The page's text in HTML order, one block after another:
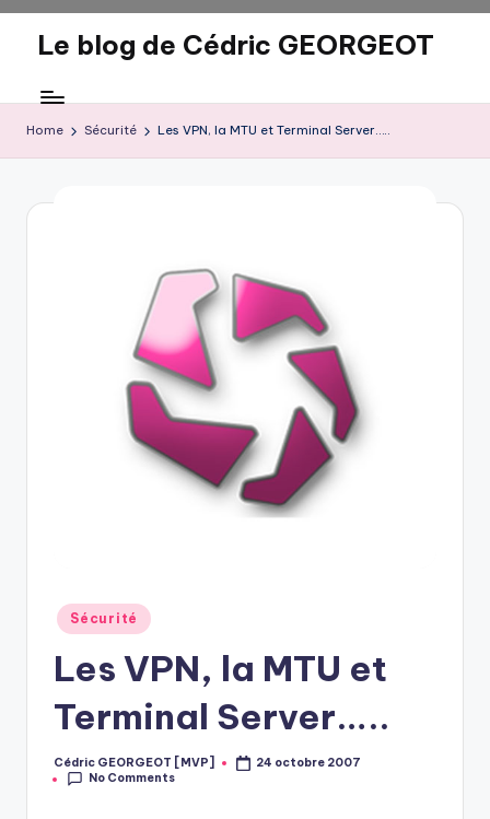
content
Le blog de Cédric GEORGEOT
Home Sécurité Les VPN, la MTU et Terminal Server…..
Posted
in
Sécurité
Les VPN, la MTU et
Terminal Server…..
Posted
by
Cédric GEORGEOT [MVP]
24 octobre 2007
No Comments